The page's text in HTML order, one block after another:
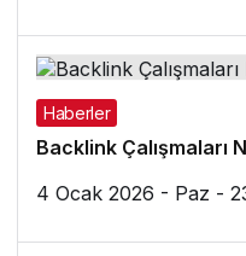
Haberler
Backlink Çalışmaları
4 Ocak 2026 - Paz -